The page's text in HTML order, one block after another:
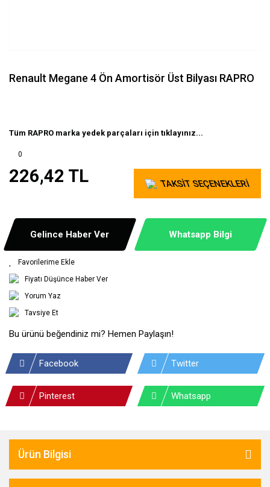
Renault Megane 4 Ön Amortisör Üst Bilyası RAPRO
Tüm RAPRO marka yedek parçaları için tıklayınız...
0
226,42 TL TAKSİT SEÇENEKLERİ
Gelince Haber Ver Whatsapp Bilgi
Fiyatı Düşünce Haber Ver
Yorum Yaz
Tavsiye Et
Bu ürünü beğendiniz mi? Hemen Paylaşın!
Facebook Twitter
Pinterest Whatsapp
Ürün Bilgisi